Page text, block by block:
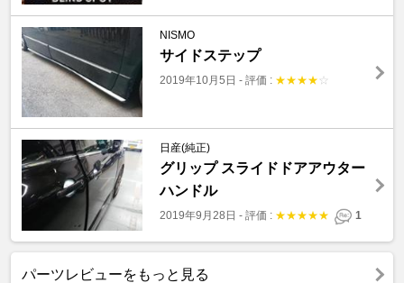
NISMO
サイドステップ
2019年10月5日 - 評価 : ★★★★ ☆
日産(純正)
グリップ スライドドアアウター
ハンドル
2019年9月28日 - 評価 : ★★★★★ 1
パーツレビューをもっと見る